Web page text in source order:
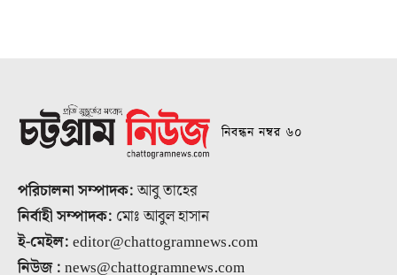
নিবন্ধন নম্বর ৬০
পরিচালনা সম্পাদক:আবু তাহের
নির্বাহী সম্পাদক: মোঃ আবুল হাসান
ই-মেইল:editor@chattogramnews.com
নিউজ :news@chattogramnews.com